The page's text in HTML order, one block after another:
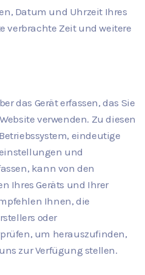
Datum und Uhrzeit Ihres
verbrachte Zeit und weitere
das Gerät erfassen, das Sie
verwenden. Zu diesen
eindeutige
und
kann von den
Ihres Geräts und Ihrer
Ihnen, die
oder
um herauszufinden,
zur Verfügung stellen.